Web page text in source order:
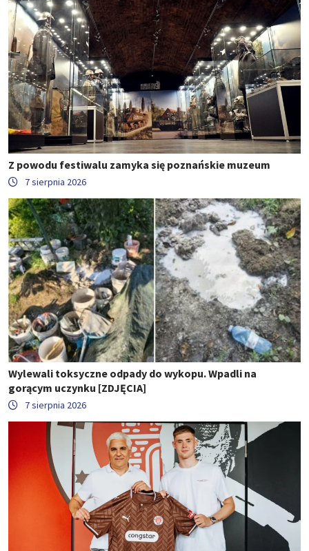
Z powodu festiwalu zamyka się poznańskie muzeum
7 sierpnia 2026
Wylewali toksyczne odpady do wykopu. Wpadli na
gorącym uczynku [ZDJĘCIA]
7 sierpnia 2026